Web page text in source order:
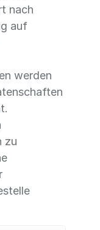
nach
auf
werden
zu